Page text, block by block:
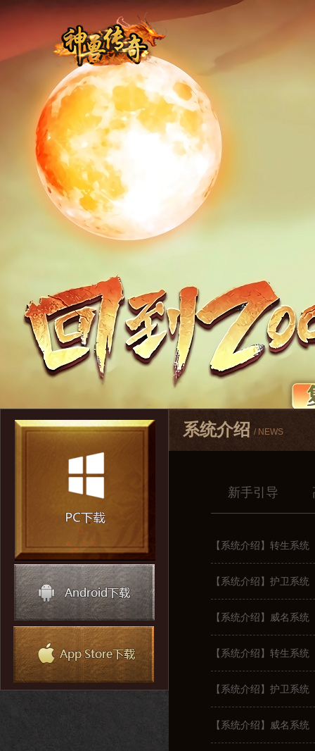
系统介绍 / NEWS
新手引导
【系统介绍】转生系统
【系统介绍】护卫系统
【系统介绍】威名系统
【系统介绍】转生系统
【系统介绍】护卫系统
【系统介绍】威名系统